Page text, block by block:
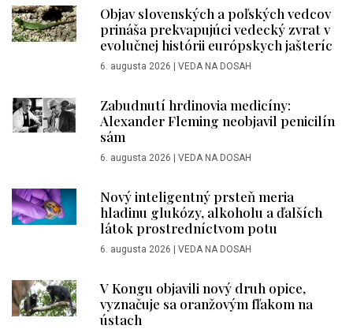
Objav slovenských a poľských vedcov
prináša prekvapujúci vedecký zvrat v
evolučnej histórii európskych jašteríc
6. augusta 2026 | VEDA NA DOSAH
Zabudnutí hrdinovia medicíny:
Alexander Fleming neobjavil penicilín
sám
6. augusta 2026 | VEDA NA DOSAH
Nový inteligentný prsteň meria
hladinu glukózy, alkoholu a ďalších
látok prostredníctvom potu
6. augusta 2026 | VEDA NA DOSAH
V Kongu objavili nový druh opice,
vyznačuje sa oranžovým fľakom na
ústach